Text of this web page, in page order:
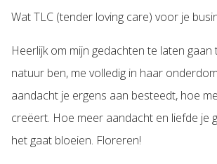
Wat TLC (tender loving care) voor je
Heerlijk om mijn gedachten te laten gaan
natuur ben, me volledig in haar
aandacht je ergens aan besteedt, hoe
creëert. Hoe meer aandacht en liefde je
het gaat bloeien. Floreren!